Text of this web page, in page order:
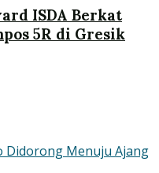
ISDA Berkat
5R di Gresik